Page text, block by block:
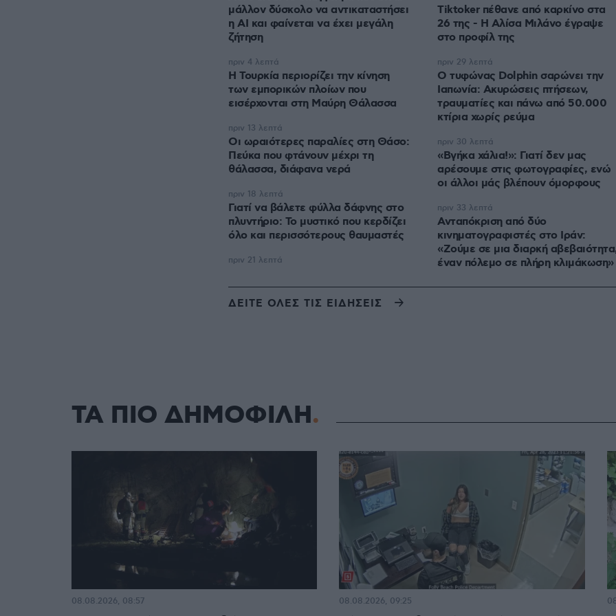
μάλλον δύσκολο να αντικαταστήσει
η AI και φαίνεται να έχει μεγάλη
ζήτηση
Η Τουρκία περιορίζει την κίνηση
των εμπορικών πλοίων που
εισέρχονται στη Μαύρη Θάλασσα
πριν 4 λεπτά
Οι ωραιότερες παραλίες στη Θάσο:
Πεύκα που φτάνουν μέχρι τη
θάλασσα, διάφανα νερά
πριν 13 λεπτά
Γιατί να βάλετε φύλλα δάφνης στο
πλυντήριο: Το μυστικό που κερδίζει
όλο και περισσότερους θαυμαστές
πριν 18 λεπτά
πριν 21 λεπτά
Tiktoker πέθανε από καρκίνο στα
26 της - Η Αλίσα Μιλάνο έγραψε
στο προφίλ της
Ο τυφώνας Dolphin σαρώνει την
Ιαπωνία: Ακυρώσεις πτήσεων,
τραυματίες και πάνω από 50.000
κτίρια χωρίς ρεύμα
πριν 29 λεπτά
«Βγήκα χάλια!»: Γιατί δεν μας
αρέσουμε στις φωτογραφίες, ενώ
οι άλλοι μάς βλέπουν όμορφους
πριν 30 λεπτά
Ανταπόκριση από δύο
κινηματογραφιστές στο Ιράν:
«Ζούμε σε μια διαρκή
έναν πόλεμο σε πλήρη κλιμάκωση»
πριν 33 λεπτά
ΔΕΙΤΕ ΟΛΕΣ ΤΙΣ ΕΙΔΗΣΕΙΣ
ΤΑ ΠΙΟ ΔΗΜΟΦΙΛΗ
08.08.2026, 08:57 08.08.2026, 09:25